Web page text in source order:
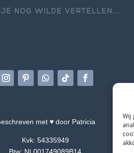
Wij
met ♥ door Patricia
Kvk: 54335949